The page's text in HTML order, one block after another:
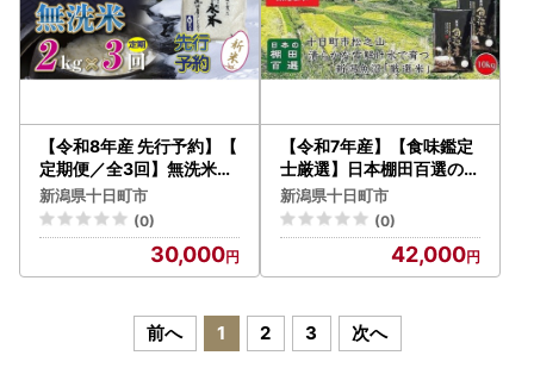
【令和8年産 先行予約】【
定期便／全3回】無洗米2k
g 新潟県魚沼産コシヒカリ
「山清水米」
新潟県十日町市
(0)
30,000
【令和7年産】【食味鑑定
士厳選】日本棚田百選のお
米 無洗米 天空の里 魚沼産
こしひかり 10kg(5kg×2)
新潟県十日町市
(0)
42,000
前へ 1 2 3 次へ